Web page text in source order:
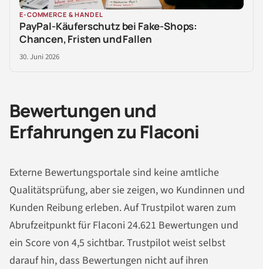
E-COMMERCE & HANDEL
PayPal-Käuferschutz bei Fake-Shops:
Chancen, Fristen und Fallen
30. Juni 2026
Bewertungen und
Erfahrungen zu Flaconi
Externe Bewertungsportale sind keine amtliche
Qualitätsprüfung, aber sie zeigen, wo Kundinnen und
Kunden Reibung erleben. Auf Trustpilot waren zum
Abrufzeitpunkt für Flaconi 24.621 Bewertungen und
ein Score von 4,5 sichtbar. Trustpilot weist selbst
darauf hin, dass Bewertungen nicht auf ihren